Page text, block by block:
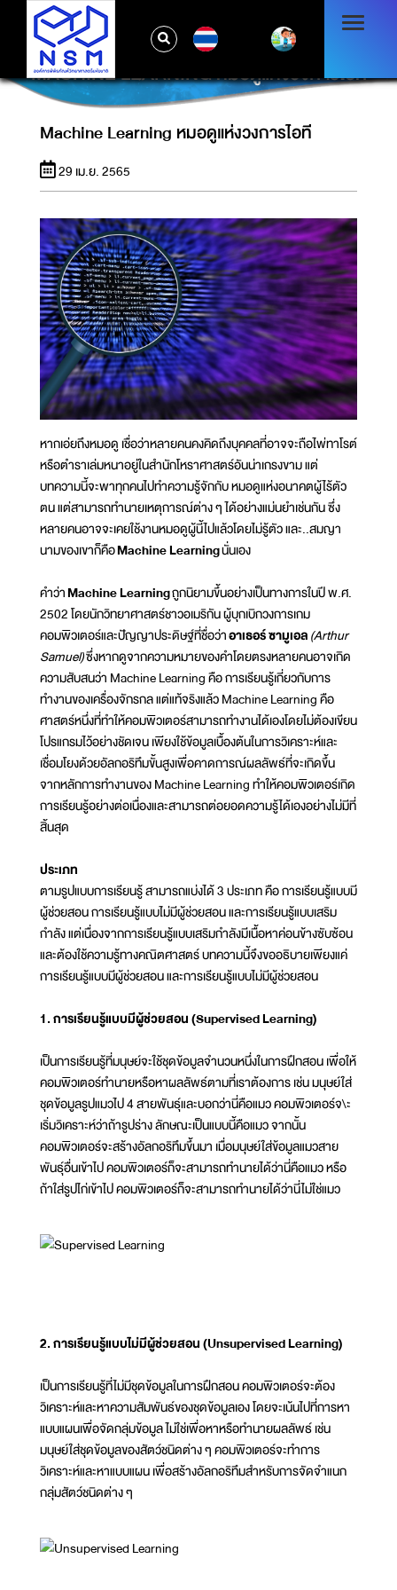
MACHINE LEARNING หมอดูแห่งวงการไอที
Machine Learning หมอดูแห่งวงการไอที
29 เม.ย. 2565
หากเอ่ยถึงหมอดู เชื่อว่าหลายคนคงคิดถึงบุคคลที่อาจจะถือไพ่ทาโรต์
หรือตำราเล่มหนาอยู่ในสำนักโหราศาสตร์อันน่าเกรงขาม แต่
บทความนี้จะพาทุกคนไปทำความรู้จักกับ หมอดูแห่งอนาคตผู้ไร้ตัว
ตน แต่สามารถทำนายเหตุการณ์ต่าง ๆ ได้อย่างแม่นยำเช่นกัน ซึ่ง
หลายคนอาจจะเคยใช้งานหมอดูผู้นี้ไปแล้วโดยไม่รู้ตัว และ..สมญา
นามของเขาก็คือMachine Learningนั่นเอง
คำว่าMachine Learningถูกนิยามขึ้นอย่างเป็นทางการในปี พ.ศ.
2502 โดยนักวิทยาศาสตร์ชาวอเมริกัน ผู้บุกเบิกวงการเกม
คอมพิวเตอร์และปัญญาประดิษฐ์ที่ชื่อว่าอาเธอร์ ซามูเอล(Arthur
Samuel)ซึ่งหากดูจากความหมายของคำโดยตรงหลายคนอาจเกิด
ความสับสนว่า Machine Learning คือ การเรียนรู้เกี่ยวกับการ
ทำงานของเครื่องจักรกล แต่แท้จริงแล้ว Machine Learning คือ
ศาสตร์หนึ่งที่ทำให้คอมพิวเตอร์สามารถทำงานได้เองโดยไม่ต้องเขียน
โปรแกรมไว้อย่างชัดเจน เพียงใช้ข้อมูลเบื้องต้นในการวิเคราะห์และ
เชื่อมโยงด้วยอัลกอริทึมขั้นสูงเพื่อคาดการณ์ผลลัพธ์ที่จะเกิดขึ้น
จากหลักการทำงานของ Machine Learning ทำให้คอมพิวเตอร์เกิด
การเรียนรู้อย่างต่อเนื่องและสามารถต่อยอดความรู้ได้เองอย่างไม่มีที่
สิ้นสุด
ประเภท
ตามรูปแบบการเรียนรู้ สามารถแบ่งได้ 3 ประเภท คือ การเรียนรู้แบบมี
ผู้ช่วยสอน การเรียนรู้แบบไม่มีผู้ช่วยสอน และการเรียนรู้แบบเสริม
กำลัง แต่เนื่องจากการเรียนรู้แบบเสริมกำลังมีเนื้อหาค่อนข้างซับซ้อน
และต้องใช้ความรู้ทางคณิตศาสตร์ บทความนี้จึงขออธิบายเพียงแค่
การเรียนรู้แบบมีผู้ช่วยสอน และการเรียนรู้แบบไม่มีผู้ช่วยสอน
1. การเรียนรู้แบบมีผู้ช่วยสอน (Supervised Learning)
เป็นการเรียนรู้ที่มนุษย์จะใช้ชุดข้อมูลจำนวนหนึ่งในการฝึกสอน เพื่อให้
คอมพิวเตอร์ทำนายหรือหาผลลัพธ์ตามที่เราต้องการ เช่น มนุษย์ใส่
ชุดข้อมูลรูปแมวไป 4 สายพันธุ์และบอกว่านี่คือแมว คอมพิวเตอร์จ\ะ
เริ่มวิเคราะห์ว่าถ้ารูปร่าง ลักษณะเป็นแบบนี้คือแมว จากนั้น
คอมพิวเตอร์จะสร้างอัลกอริทึมขึ้นมา เมื่อมนุษย์ใส่ข้อมูลแมวสาย
พันธุ์อื่นเข้าไป คอมพิวเตอร์ก็จะสามารถทำนายได้ว่านี่คือแมว หรือ
ถ้าใส่รูปไก่เข้าไป คอมพิวเตอร์ก็จะสามารถทำนายได้ว่านี่ไม่ใช่แมว
2. การเรียนรู้แบบไม่มีผู้ช่วยสอน (Unsupervised Learning)
เป็นการเรียนรู้ที่ไม่มีชุดข้อมูลในการฝึกสอน คอมพิวเตอร์จะต้อง
วิเคราะห์และหาความสัมพันธ์ของชุดข้อมูลเอง โดยจะเน้นไปที่การหา
แบบแผนเพื่อจัดกลุ่มข้อมูล ไม่ใช่เพื่อหาหรือทำนายผลลัพธ์ เช่น
มนุษย์ใส่ชุดข้อมูลของสัตว์ชนิดต่าง ๆ คอมพิวเตอร์จะทำการ
วิเคราะห์และหาแบบแผน เพื่อสร้างอัลกอริทึมสำหรับการจัดจำแนก
กลุ่มสัตว์ชนิดต่าง ๆ